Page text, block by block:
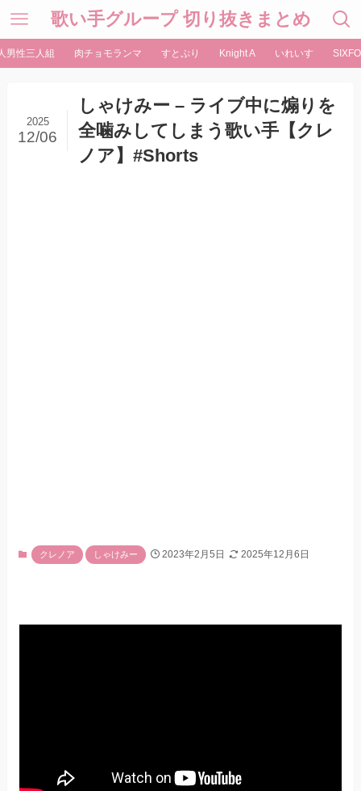
歌い手グループ 切り抜きまとめ
男性三人組 肉チョモランマ すとぷり Knight A いれいす
しゃけみー – ライブ中に煽りを
全噛みしてしまう歌い手【クレ
ノア】#Shorts
2025
12/06
クレノア しゃけみー 2023年2月5日 2025年12月6日